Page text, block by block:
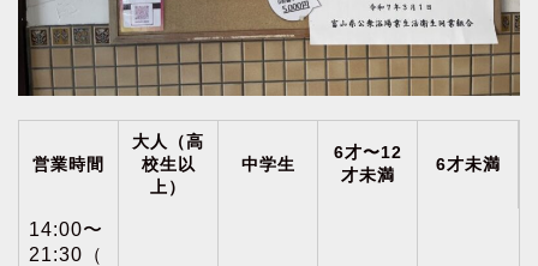
営業時間
大人（高
校生以
上）
中学生
6才〜12
才未満
6才未満
14:00〜
21:30（